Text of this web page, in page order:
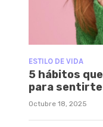
ESTILO DE VIDA
5 hábitos
para
Octubre 18, 2025